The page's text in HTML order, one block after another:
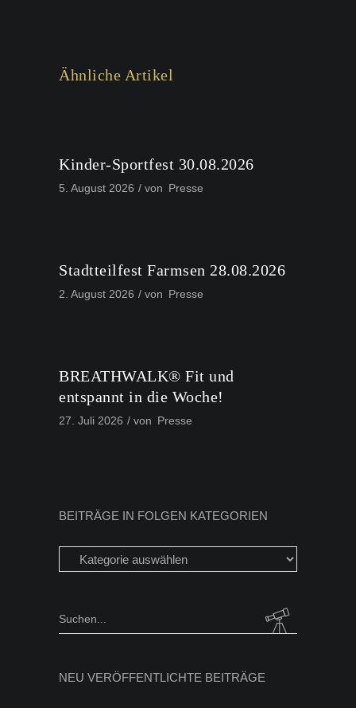
Ähnliche Artikel
Kinder-Sportfest 30.08.2026
5. August 2026 von Presse
Stadtteilfest Farmsen 28.08.2026
2. August 2026 von Presse
BREATHWALK® Fit und
entspannt in die Woche!
27. Juli 2026 von Presse
BEITRÄGE IN FOLGEN KATEGORIEN
Beiträge
in
Kategorien
Search
NEU VERÖFFENTLICHTE BEITRÄGE